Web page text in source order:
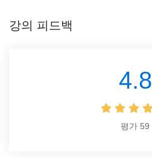
강의 피드백
4.8
평가 59